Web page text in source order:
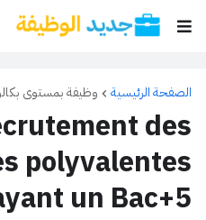
الصفحة الرئيسية وظيفة بمستوى
des
polyvalentes
un Bac+5